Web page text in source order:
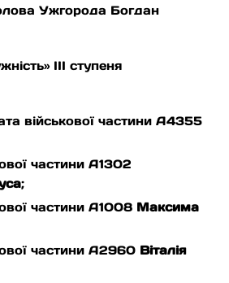
Ужгорода Богдан
ІІІ ступеня
військової частини А4355
частини А1302
;
частини А1008 Максима
частини А2960 Віталія